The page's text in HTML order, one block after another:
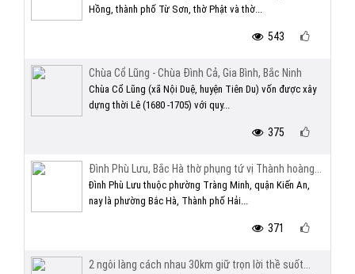
Hồng, thành phố Từ Sơn, thờ Phật và thờ...
543
Chùa Cổ Lũng - Chùa Đình Cả, Gia Bình, Bắc Ninh
Chùa Cổ Lũng (xã Nội Duệ, huyện Tiên Du) vốn được xây
dựng thời Lê (1680 -1705) với quy...
375
Đình Phù Lưu, Bắc Hà thờ phụng tứ vị Thành hoàng...
Đình Phù Lưu thuộc phường Tràng Minh, quận Kiến An,
nay là phường Bắc Hà, Thành phố Hải...
371
2 ngôi làng cách nhau 30km giữ trọn lời thề suốt...